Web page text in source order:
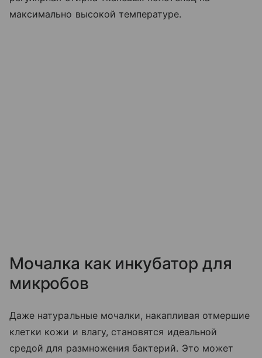
максимально высокой температуре.
Мочалка как инкубатор для
микробов
Даже натуральные мочалки, накапливая отмершие
клетки кожи и влагу, становятся идеальной
средой для размножения бактерий. Это может